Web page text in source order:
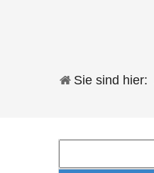
Sie sind hier: